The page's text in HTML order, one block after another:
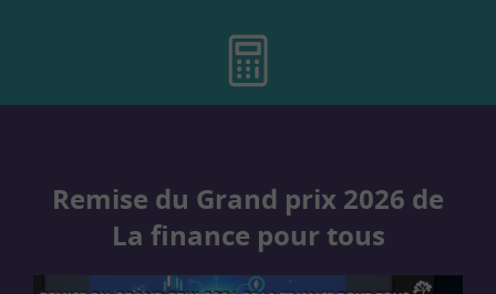
Remise du Grand prix 2026 de
La finance pour tous